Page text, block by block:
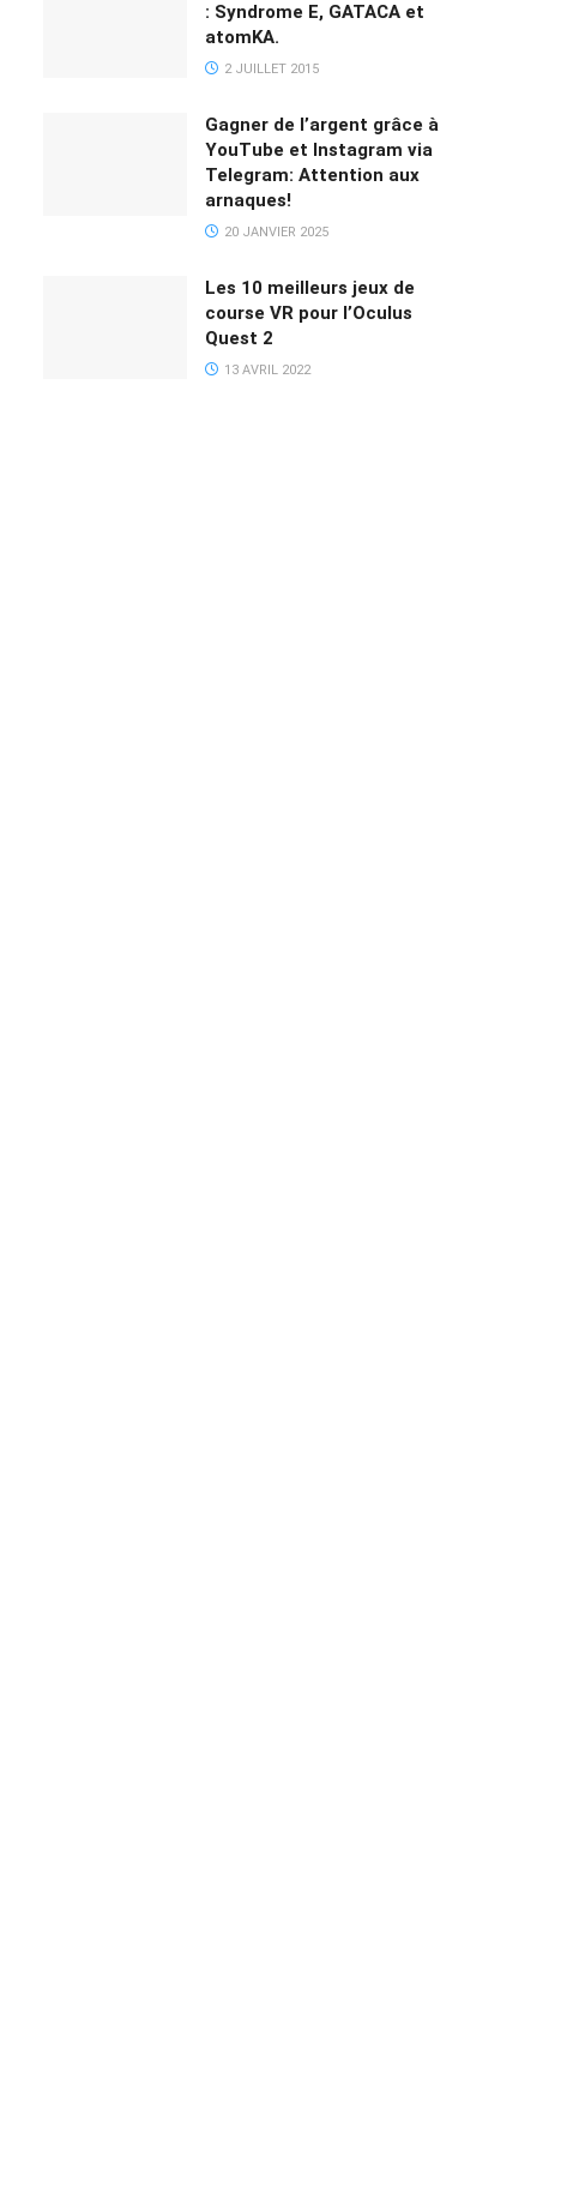
: Syndrome E, GATACA et
atomKA.
2 JUILLET 2015
Gagner de l’argent grâce à
YouTube et Instagram via
Telegram: Attention aux
arnaques!
20 JANVIER 2025
Les 10 meilleurs jeux de
course VR pour l’Oculus
Quest 2
13 AVRIL 2022